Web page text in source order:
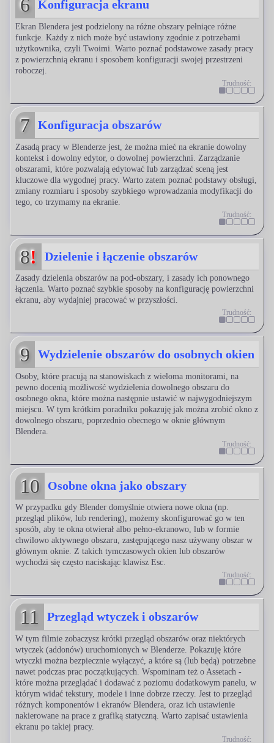
6
Trudność:
Konfiguracja ekranu
Ekran Blendera jest podzielony na różne obszary pełniące różne
funkcje. Każdy z nich może być ustawiony zgodnie z potrzebami
użytkownika, czyli Twoimi. Warto poznać podstawowe zasady pracy
z powierzchnią ekranu i sposobem konfiguracji swojej przestrzeni
roboczej.
7
Trudność:
Konfiguracja obszarów
Zasadą pracy w Blenderze jest, że można mieć na ekranie dowolny
kontekst i dowolny edytor, o dowolnej powierzchni. Zarządzanie
obszarami, które pozwalają edytować lub zarządzać sceną jest
kluczowe dla wygodnej pracy. Warto zatem poznać podstawy obsługi,
zmiany rozmiaru i sposoby szybkiego wprowadzania modyfikacji do
tego, co trzymamy na ekranie.
8!
Trudność:
Dzielenie i łączenie obszarów
Zasady dzielenia obszarów na pod-obszary, i zasady ich ponownego
łączenia. Warto poznać szybkie sposoby na konfigurację powierzchni
ekranu, aby wydajniej pracować w przyszłości.
9
Trudność:
Wydzielenie obszarów do osobnych okien
Osoby, które pracują na stanowiskach z wieloma monitorami, na
pewno docenią możliwość wydzielenia dowolnego obszaru do
osobnego okna, które można następnie ustawić w najwygodniejszym
miejscu. W tym krótkim poradniku pokazuję jak można zrobić okno z
dowolnego obszaru, poprzednio obecnego w oknie głównym
Blendera.
10
Trudność:
Osobne okna jako obszary
W przypadku gdy Blender domyślnie otwiera nowe okna (np.
przegląd plików, lub rendering), możemy skonfigurować go w ten
sposób, aby te okna otwierał albo pełno-ekranowo, lub w formie
chwilowo aktywnego obszaru, zastępującego nasz używany obszar w
głównym oknie. Z takich tymczasowych okien lub obszarów
wychodzi się często naciskając klawisz Esc.
11
Trudność:
Przegląd wtyczek i obszarów
W tym filmie zobaczysz krótki przegląd obszarów oraz niektórych
wtyczek (addonów) uruchomionych w Blenderze. Pokazuję które
wtyczki można bezpiecznie wyłączyć, a które są (lub będą) potrzebne
nawet podczas prac początkujących. Wspominam też o Assetach -
które można przeglądać i dodawać z poziomu dodatkowym panelu, w
którym widać tekstury, modele i inne dobrze rzeczy. Jest to przegląd
różnych komponentów i ekranów Blendera, oraz ich ustawienie
nakierowane na prace z grafiką statyczną. Warto zapisać ustawienia
ekranu po takiej pracy.